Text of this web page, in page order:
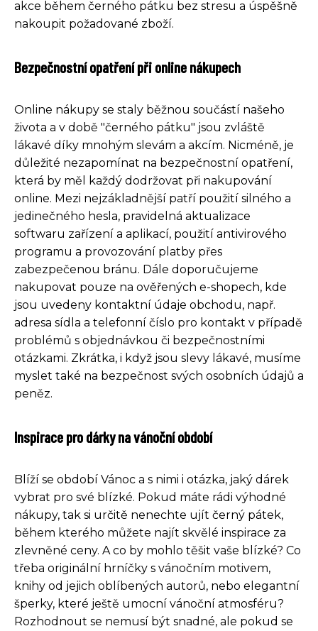
akce během černého pátku bez stresu a úspěšně
nakoupit požadované zboží.
Bezpečnostní opatření při online nákupech
Online nákupy se staly běžnou součástí našeho
života a v době "černého pátku" jsou zvláště
lákavé díky mnohým slevám a akcím. Nicméně, je
důležité nezapomínat na bezpečnostní opatření,
která by měl každý dodržovat při nakupování
online. Mezi nejzákladnější patří použití silného a
jedinečného hesla, pravidelná aktualizace
softwaru zařízení a aplikací, použití antivirového
programu a provozování platby přes
zabezpečenou bránu. Dále doporučujeme
nakupovat pouze na ověřených e-shopech, kde
jsou uvedeny kontaktní údaje obchodu, např.
adresa sídla a telefonní číslo pro kontakt v případě
problémů s objednávkou či bezpečnostními
otázkami. Zkrátka, i když jsou slevy lákavé, musíme
myslet také na bezpečnost svých osobních údajů a
peněz.
Inspirace pro dárky na vánoční období
Blíží se období Vánoc a s nimi i otázka, jaký dárek
vybrat pro své blízké. Pokud máte rádi výhodné
nákupy, tak si určitě nenechte ujít černý pátek,
během kterého můžete najít skvělé inspirace za
zlevněné ceny. A co by mohlo těšit vaše blízké? Co
třeba originální hrníčky s vánočním motivem,
knihy od jejich oblíbených autorů, nebo elegantní
šperky, které ještě umocní vánoční atmosféru?
Rozhodnout se nemusí být snadné, ale pokud se